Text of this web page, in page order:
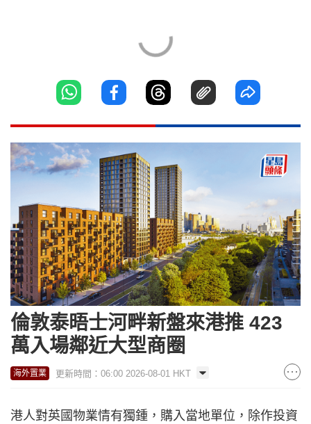
倫敦泰晤士河畔新盤來港推 423
萬入場鄰近大型商圈
海外置業 更新時間：06:00 2026-08-01 HKT
港人對英國物業情有獨鍾，購入當地單位，除作投資